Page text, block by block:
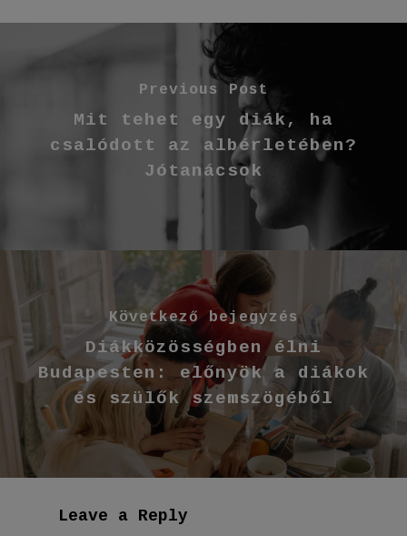
Previous Post
Mit tehet egy diák, ha
csalódott az albérletében?
Jótanácsok
Következő bejegyzés
Diákközösségben élni
Budapesten: előnyök a diákok
és szülők szemszögéből
Leave a Reply